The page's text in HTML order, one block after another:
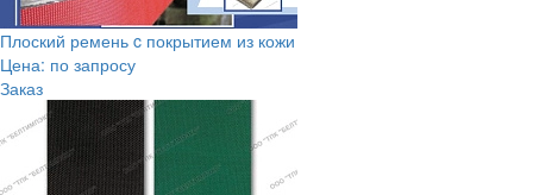
Плоский ремень c покрытием из кожи
Цена: по запросу
Заказ